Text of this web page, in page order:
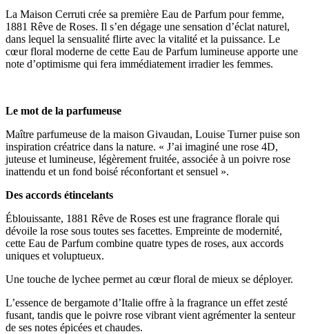
La Maison Cerruti crée sa première Eau de Parfum pour femme,
1881 Rêve de Roses. Il s’en dégage une sensation d’éclat naturel,
dans lequel la sensualité flirte avec la vitalité et la puissance. Le
cœur floral moderne de cette Eau de Parfum lumineuse apporte une
note d’optimisme qui fera immédiatement irradier les femmes.
Le mot de la parfumeuse
Maître parfumeuse de la maison Givaudan, Louise Turner puise son
inspiration créatrice dans la nature. « J’ai imaginé une rose 4D,
juteuse et lumineuse, légèrement fruitée, associée à un poivre rose
inattendu et un fond boisé réconfortant et sensuel ».
Des accords étincelants
Éblouissante, 1881 Rêve de Roses est une fragrance florale qui
dévoile la rose sous toutes ses facettes. Empreinte de modernité,
cette Eau de Parfum combine quatre types de roses, aux accords
uniques et voluptueux.
Une touche de lychee permet au cœur floral de mieux se déployer.
L’essence de bergamote d’Italie offre à la fragrance un effet zesté
fusant, tandis que le poivre rose vibrant vient agrémenter la senteur
de ses notes épicées et chaudes.